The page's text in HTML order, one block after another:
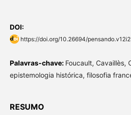
DOI:
https://doi.org/10.26694/
Palavras-chave: Foucault, Cavaillès,
epistemologia histórica, filosofia
RESUMO